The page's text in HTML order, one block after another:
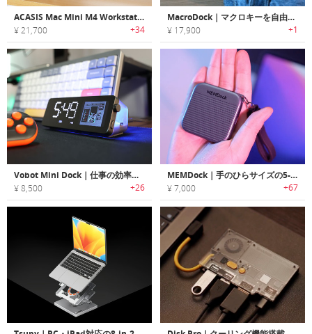
ACASIS Mac Mini M4 Workstation｜Mac Pro風デザインのMac Mini M4対応多機能ワークステーションハブ
¥ 21,700 +34
MacroDock｜マクロキーを自由に設定できるノブ付きドッキングステーション
¥ 17,900 +1
Vobot Mini Dock｜仕事の効率を上げるカスタマイズ可能なディスプレイ・ドッキングステーション
¥ 8,500 +26
MEMDock｜手のひらサイズの5-in-1USB-Cハブ
¥ 7,000 +67